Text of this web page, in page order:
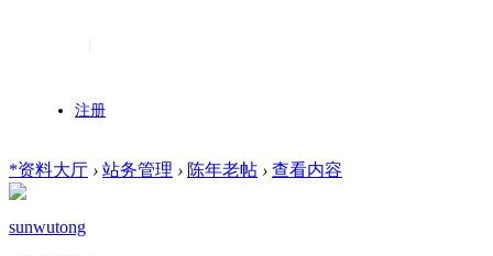
注册
*资料大厅 › 站务管理 › 陈年老帖 › 查看内容
sunwutong